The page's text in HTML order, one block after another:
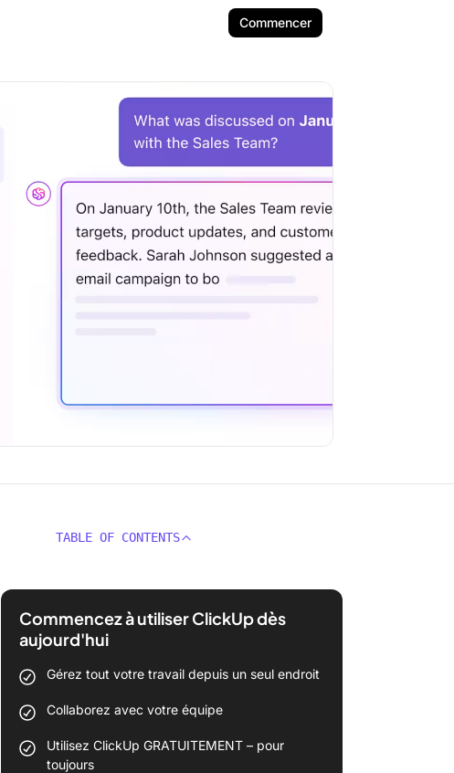
Commencer
TABLE OF CONTENTS
Commencez à utiliser ClickUp dès
aujourd'hui
Gérez tout votre travail depuis un seul endroit
Collaborez avec votre équipe
Utilisez ClickUp GRATUITEMENT – pour
toujours